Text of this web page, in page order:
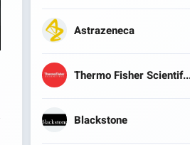
Astrazeneca
Thermo Fisher
Blackstone